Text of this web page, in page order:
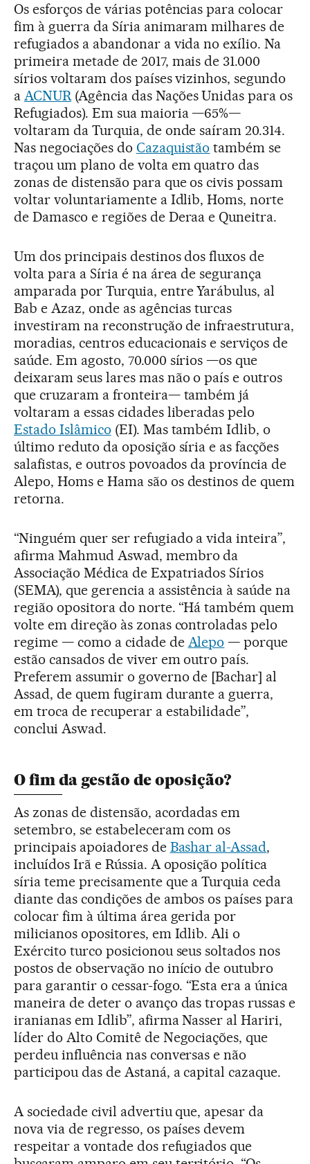
Os esforços de várias potências para colocar
fim à guerra da Síria animaram milhares de
refugiados a abandonar a vida no exílio. Na
primeira metade de 2017, mais de 31.000
sírios voltaram dos países vizinhos, segundo
a ACNUR(Agência das Nações Unidas para os
Refugiados). Em sua maioria —65%—
voltaram da Turquia, de onde saíram 20.314.
Nas negociações do Cazaquistão também se
traçou um plano de volta em quatro das
zonas de distensão para que os civis possam
voltar voluntariamente a Idlib, Homs, norte
de Damasco e regiões de Deraa e Quneitra.
Um dos principais destinos dos fluxos de
volta para a Síria é na área de segurança
amparada por Turquia, entre Yarábulus, al
Bab e Azaz, onde as agências turcas
investiram na reconstrução de infraestrutura,
moradias, centros educacionais e serviços de
saúde. Em agosto, 70.000 sírios —os que
deixaram seus lares mas não o país e outros
que cruzaram a fronteira— também já
voltaram a essas cidades liberadas pelo
Estado Islâmico (EI). Mas também Idlib, o
último reduto da oposição síria e as facções
salafistas, e outros povoados da província de
Alepo, Homs e Hama são os destinos de quem
retorna.
“Ninguém quer ser refugiado a vida inteira”,
afirma Mahmud Aswad, membro da
Associação Médica de Expatriados Sírios
(SEMA), que gerencia a assistência à saúde na
região opositora do norte. “Há também quem
volte em direção às zonas controladas pelo
regime — como a cidade de Alepo — porque
estão cansados de viver em outro país.
Preferem assumir o governo de [Bachar] al
Assad, de quem fugiram durante a guerra,
em troca de recuperar a estabilidade”,
conclui Aswad.
O fim da gestão de oposição?
As zonas de distensão, acordadas em
setembro, se estabeleceram com os
principais apoiadores de Bashar al-Assad,
incluídos Irã e Rússia. A oposição política
síria teme precisamente que a Turquia ceda
diante das condições de ambos os países para
colocar fim à última área gerida por
milicianos opositores, em Idlib. Ali o
Exército turco posicionou seus soltados nos
postos de observação no início de outubro
para garantir o cessar-fogo. “Esta era a única
maneira de deter o avanço das tropas russas e
iranianas em Idlib”, afirma Nasser al Hariri,
líder do Alto Comitê de Negociações, que
perdeu influência nas conversas e não
participou das de Astaná, a capital cazaque.
A sociedade civil advertiu que, apesar da
nova via de regresso, os países devem
respeitar a vontade dos refugiados que